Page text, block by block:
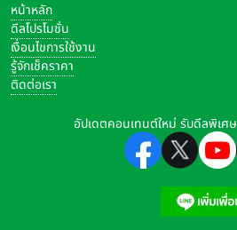
หน้าหลัก
ดีลโปรโมชั่น
เงื่อนไขการใช้งาน
รู้จักเช็คราคา
ติดต่อเรา
อัปเดตคอนเทนต์ใหม่ รับดีลพิเศ